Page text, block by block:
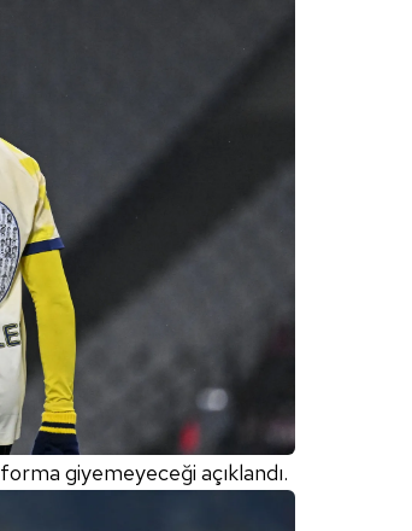
giyemeyeceği açıklandı.